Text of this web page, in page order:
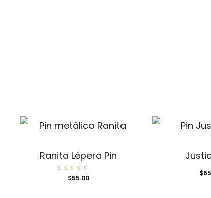
Ranita Lépera Pin
Valorad
o con
$55.00
$